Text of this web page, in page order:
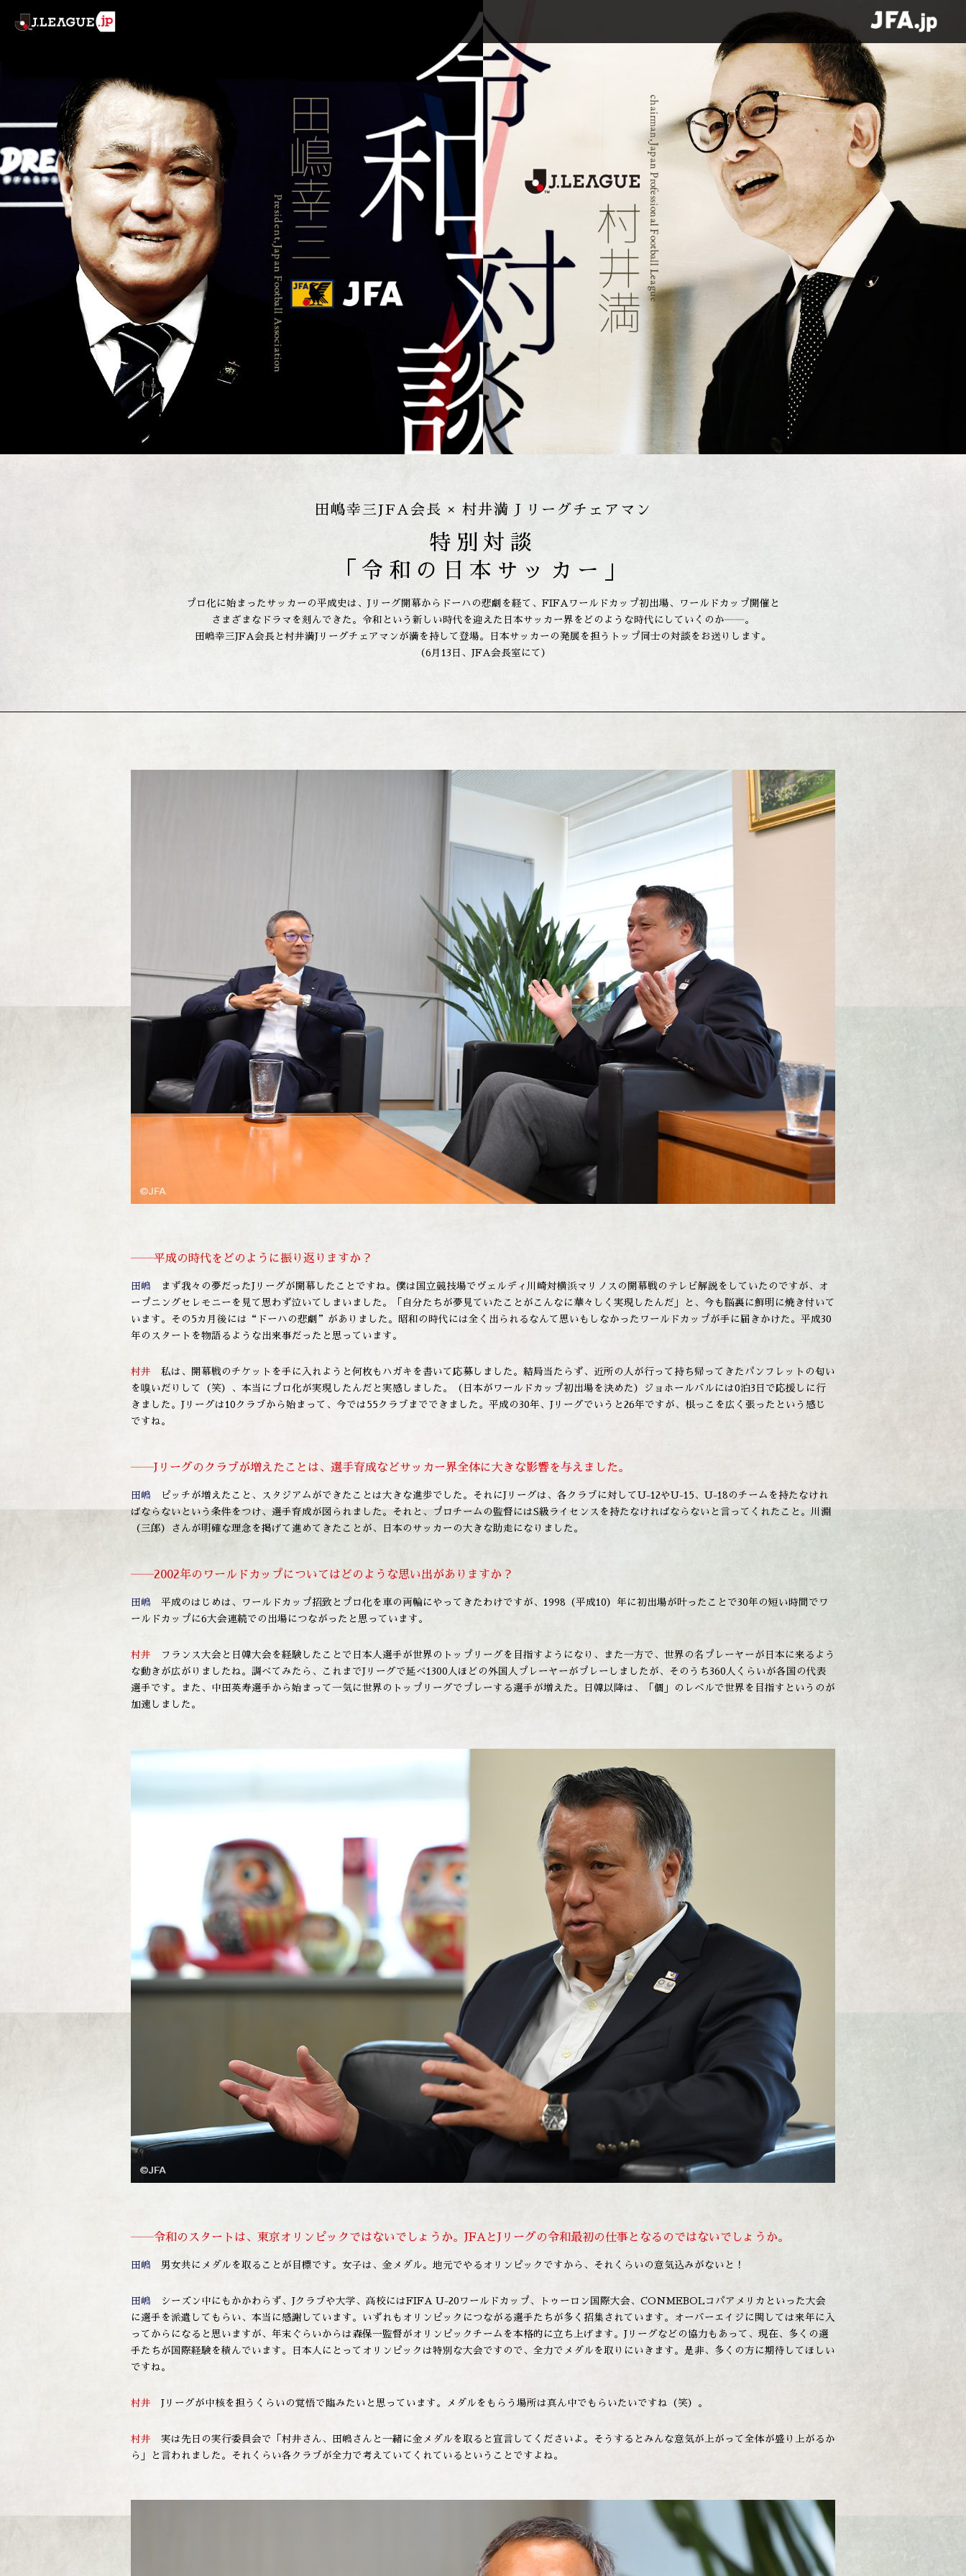
田嶋幸三JFA会長 × 村井満Ｊリーグチェアマン
特別対談
「令和の日本サッカー」
プロ化に始まったサッカーの平成史は、Jリーグ開幕からドーハの悲劇を経て、FIFAワールドカップ初出場、ワールドカップ開催と
さまざまなドラマを刻んできた。令和という新しい時代を迎えた日本サッカー界をどのような時代にしていくのか――。
田嶋幸三JFA会長と村井満Jリーグチェアマンが満を持して登場。日本サッカーの発展を担うトップ同士の対談をお送りします。
（6月13日、JFA会長室にて）
――平成の時代をどのように振り返りますか？
田嶋
まず我々の夢だったJリーグが開幕したことですね。僕は国立競技場でヴェルディ川崎対横浜マリノスの開幕戦のテレビ解説をしていたのですが、オ
ープニングセレモニーを見て思わず泣いてしまいました。「自分たちが夢見ていたことがこんなに華々しく実現したんだ」と、今も脳裏に鮮明に焼き付いて
います。その5カ月後には“ドーハの悲劇”がありました。昭和の時代には全く出られるなんて思いもしなかったワールドカップが手に届きかけた。平成30
年のスタートを物語るような出来事だったと思っています。
村井
私は、開幕戦のチケットを手に入れようと何枚もハガキを書いて応募しました。結局当たらず、近所の人が行って持ち帰ってきたパンフレットの匂い
を嗅いだりして（笑）、本当にプロ化が実現したんだと実感しました。（日本がワールドカップ初出場を決めた）ジョホールバルには0泊3日で応援しに行
きました。Jリーグは10クラブから始まって、今では55クラブまでできました。平成の30年、Jリーグでいうと26年ですが、根っこを広く張ったという感じ
ですね。
――Jリーグのクラブが増えたことは、選手育成などサッカー界全体に大きな影響を与えました。
田嶋
ピッチが増えたこと、スタジアムができたことは大きな進歩でした。それにJリーグは、各クラブに対してU-12やU-15、U-18のチームを持たなけれ
ばならないという条件をつけ、選手育成が図られました。それと、プロチームの監督にはS級ライセンスを持たなければならないと言ってくれたこと。川淵
（三郎）さんが明確な理念を掲げて進めてきたことが、日本のサッカーの大きな助走になりました。
――2002年のワールドカップについてはどのような思い出がありますか？
田嶋
平成のはじめは、ワールドカップ招致とプロ化を車の両輪にやってきたわけですが、1998（平成10）年に初出場が叶ったことで30年の短い時間でワ
ールドカップに6大会連続での出場につながったと思っています。
村井
フランス大会と日韓大会を経験したことで日本人選手が世界のトップリーグを目指すようになり、また一方で、世界の名プレーヤーが日本に来るよう
な動きが広がりましたね。調べてみたら、これまでJリーグで延べ1300人ほどの外国人プレーヤーがプレーしましたが、そのうち360人くらいが各国の代表
選手です。また、中田英寿選手から始まって一気に世界のトップリーグでプレーする選手が増えた。日韓以降は、「個」のレベルで世界を目指すというのが
加速しました。
――令和のスタートは、東京オリンピックではないでしょうか。JFAとJリーグの令和最初の仕事となるのではないでしょうか。
田嶋 男女共にメダルを取ることが目標です。女子は、金メダル。地元でやるオリンピックですから、それくらいの意気込みがないと！
田嶋
シーズン中にもかかわらず、Jクラブや大学、高校にはFIFA U-20ワールドカップ、トゥーロン国際大会、CONMEBOLコパアメリカといった大会
に選手を派遣してもらい、本当に感謝しています。いずれもオリンピックにつながる選手たちが多く招集されています。オーバーエイジに関しては来年に入
ってからになると思いますが、年末ぐらいからは森保一監督がオリンピックチームを本格的に立ち上げます。Jリーグなどの協力もあって、現在、多くの選
手たちが国際経験を積んでいます。日本人にとってオリンピックは特別な大会ですので、全力でメダルを取りにいきます。是非、多くの方に期待してほしい
ですね。
村井 Jリーグが中核を担うくらいの覚悟で臨みたいと思っています。メダルをもらう場所は真ん中でもらいたいですね（笑）。
村井
実は先日の実行委員会で「村井さん、田嶋さんと一緒に金メダルを取ると宣言してくださいよ。そうするとみんな意気が上がって全体が盛り上がるか
ら」と言われました。それくらい各クラブが全力で考えていてくれているということですよね。